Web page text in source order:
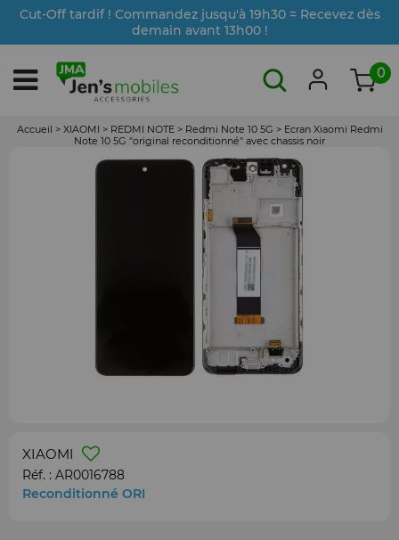
Cut-Off tardif ! Commandez jusqu'à 19h30 = Recevez dès
demain avant 13h00 !
0
Accueil > XIAOMI > REDMI NOTE > Redmi Note 10 5G > Ecran Xiaomi Redmi
Note 10 5G "original reconditionné" avec chassis noir
XIAOMI
Réf. : AR0016788
Reconditionné ORI